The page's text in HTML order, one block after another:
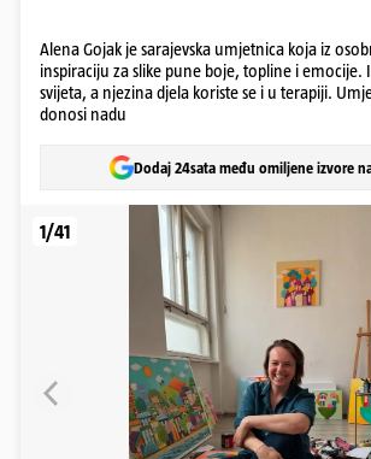
Alena Gojak je sarajevska umjetnica koja iz
inspiraciju za slike pune boje, topline i emocije.
svijeta, a njezina djela koriste se i u terapiji.
donosi nadu
Dodaj 24sata među omiljene izvore
1/41